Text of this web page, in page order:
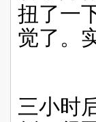
扭了一
觉了。
三小时